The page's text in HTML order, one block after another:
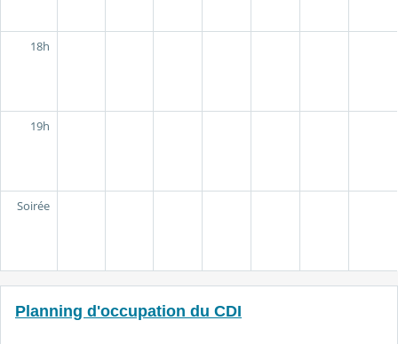
18h
19h
Soirée
Planning d'occupation du CDI